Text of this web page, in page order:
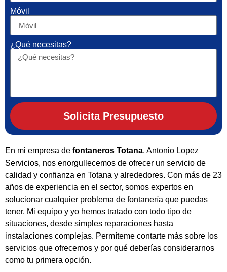
Móvil
¿Qué necesitas?
Solicita Presupuesto
En mi empresa de fontaneros Totana, Antonio Lopez
Servicios, nos enorgullecemos de ofrecer un servicio de
calidad y confianza en Totana y alrededores. Con más de 23
años de experiencia en el sector, somos expertos en
solucionar cualquier problema de fontanería que puedas
tener. Mi equipo y yo hemos tratado con todo tipo de
situaciones, desde simples reparaciones hasta
instalaciones complejas. Permíteme contarte más sobre los
servicios que ofrecemos y por qué deberías considerarnos
como tu primera opción.